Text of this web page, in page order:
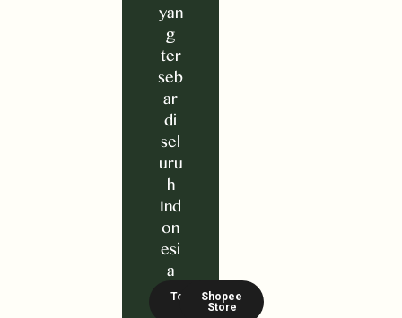
yan
g
ter
seb
ar
di
sel
uru
h
Ind
on
esi
a
Tokopedia
Store
Shopee
Store